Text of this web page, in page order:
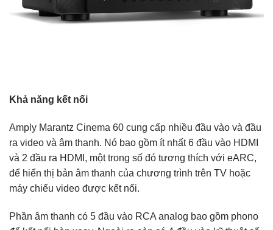
Khả năng kết nối
Amply Marantz Cinema 60 cung cấp nhiều đầu vào và đầu
ra video và âm thanh. Nó bao gồm ít nhất 6 đầu vào HDMI
và 2 đầu ra HDMI, một trong số đó tương thích với eARC,
để hiển thị bản âm thanh của chương trình trên TV hoặc
máy chiếu video được kết nối.
Phần âm thanh có 5 đầu vào RCA analog bao gồm phono